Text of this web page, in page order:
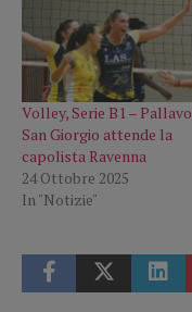
Volley, Serie B1 –
San Giorgio attende la
capolista Ravenna
24 Ottobre 2025
In "Notizie"